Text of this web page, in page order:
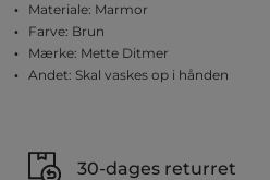
Materiale: Marmor
Farve: Brun
Mærke: Mette Ditmer
Andet: Skal vaskes op i hånden
30-dages returret